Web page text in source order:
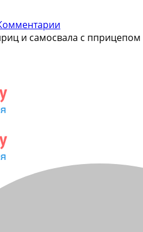
и самосвала с пприцепом